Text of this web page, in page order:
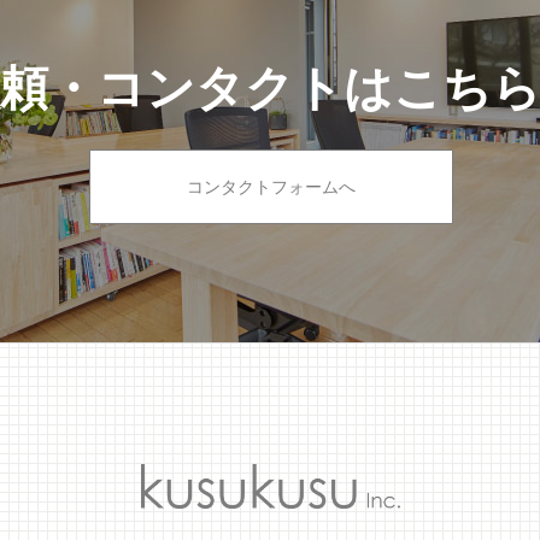
・コンタクトはこち
コンタクトフォームへ